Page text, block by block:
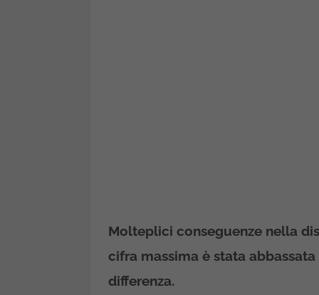
Molteplici conseguenze nella
cifra massima è stata
differenza.